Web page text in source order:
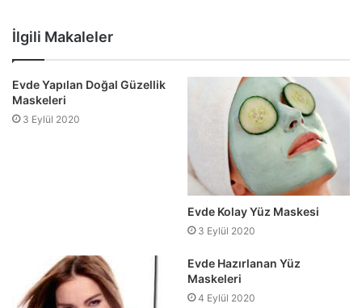
İlgili Makaleler
Evde Yapılan Doğal Güzellik
Maskeleri
3 Eylül 2020
Evde Kolay Yüz Maskesi
3 Eylül 2020
Evde Hazırlanan Yüz
Maskeleri
4 Eylül 2020